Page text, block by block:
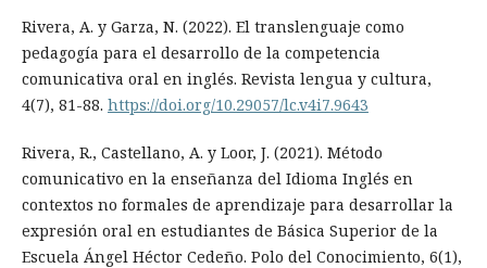
Rivera, A. y Garza, N. (2022). El translenguaje como
pedagogía para el desarrollo de la competencia
comunicativa oral en inglés. Revista lengua y cultura,
4(7), 81-88. https://doi.org/10.29057/lc.v4i7.9643
Rivera, R., Castellano, A. y Loor, J. (2021). Método
comunicativo en la enseñanza del Idioma Inglés en
contextos no formales de aprendizaje para desarrollar la
expresión oral en estudiantes de Básica Superior de la
Escuela Ángel Héctor Cedeño. Polo del Conocimiento, 6(1),